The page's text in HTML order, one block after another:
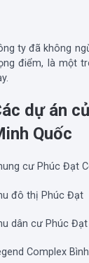
ty đã không
điểm, là một
dự án
Quốc
cư Phúc Đạt
đô thị Phúc Đạt
dân cư Phúc
Complex